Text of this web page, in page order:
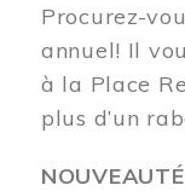
Procurez-
annuel! Il
à la Place
plus d’un